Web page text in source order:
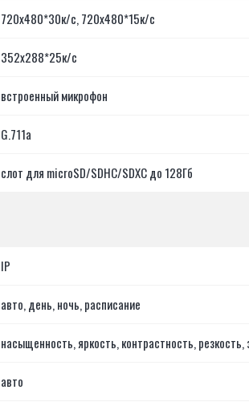
720х480*30к/с, 720х480*15к/с
352х288*25к/с
встроенный микрофон
G.711a
слот для microSD/SDHC/SDXC до 128Гб
IP
авто, день, ночь, расписание
насыщенность, яркость, контрастность,
авто